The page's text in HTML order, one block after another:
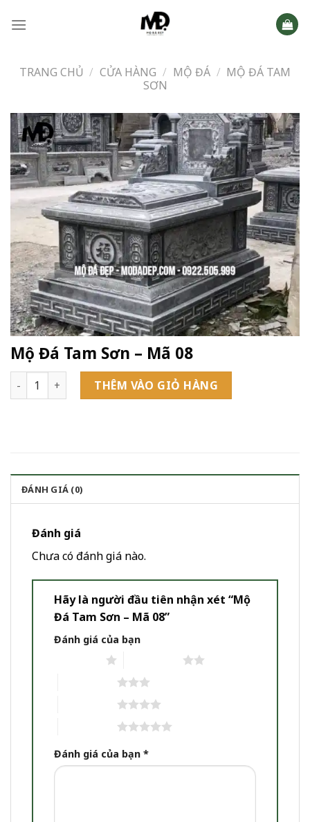
TRANG CHỦ / CỬA HÀNG / MỘ ĐÁ / MỘ ĐÁ TAM
SƠN
Mộ Đá Tam Sơn – Mã 08
Mộ Đá Tam Sơn - Mã 08 số lượng
THÊM VÀO GIỎ HÀNG
ĐÁNH GIÁ (0)
Đánh giá
Chưa có đánh giá nào.
Hãy là người đầu tiên nhận xét “Mộ
Đá Tam Sơn – Mã 08”
Đánh giá của bạn
Đánh giá của bạn *